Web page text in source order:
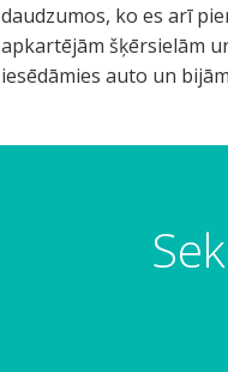
daudzumos, ko es arī
apkartējām šķērsielām
iesēdāmies auto un
p
p